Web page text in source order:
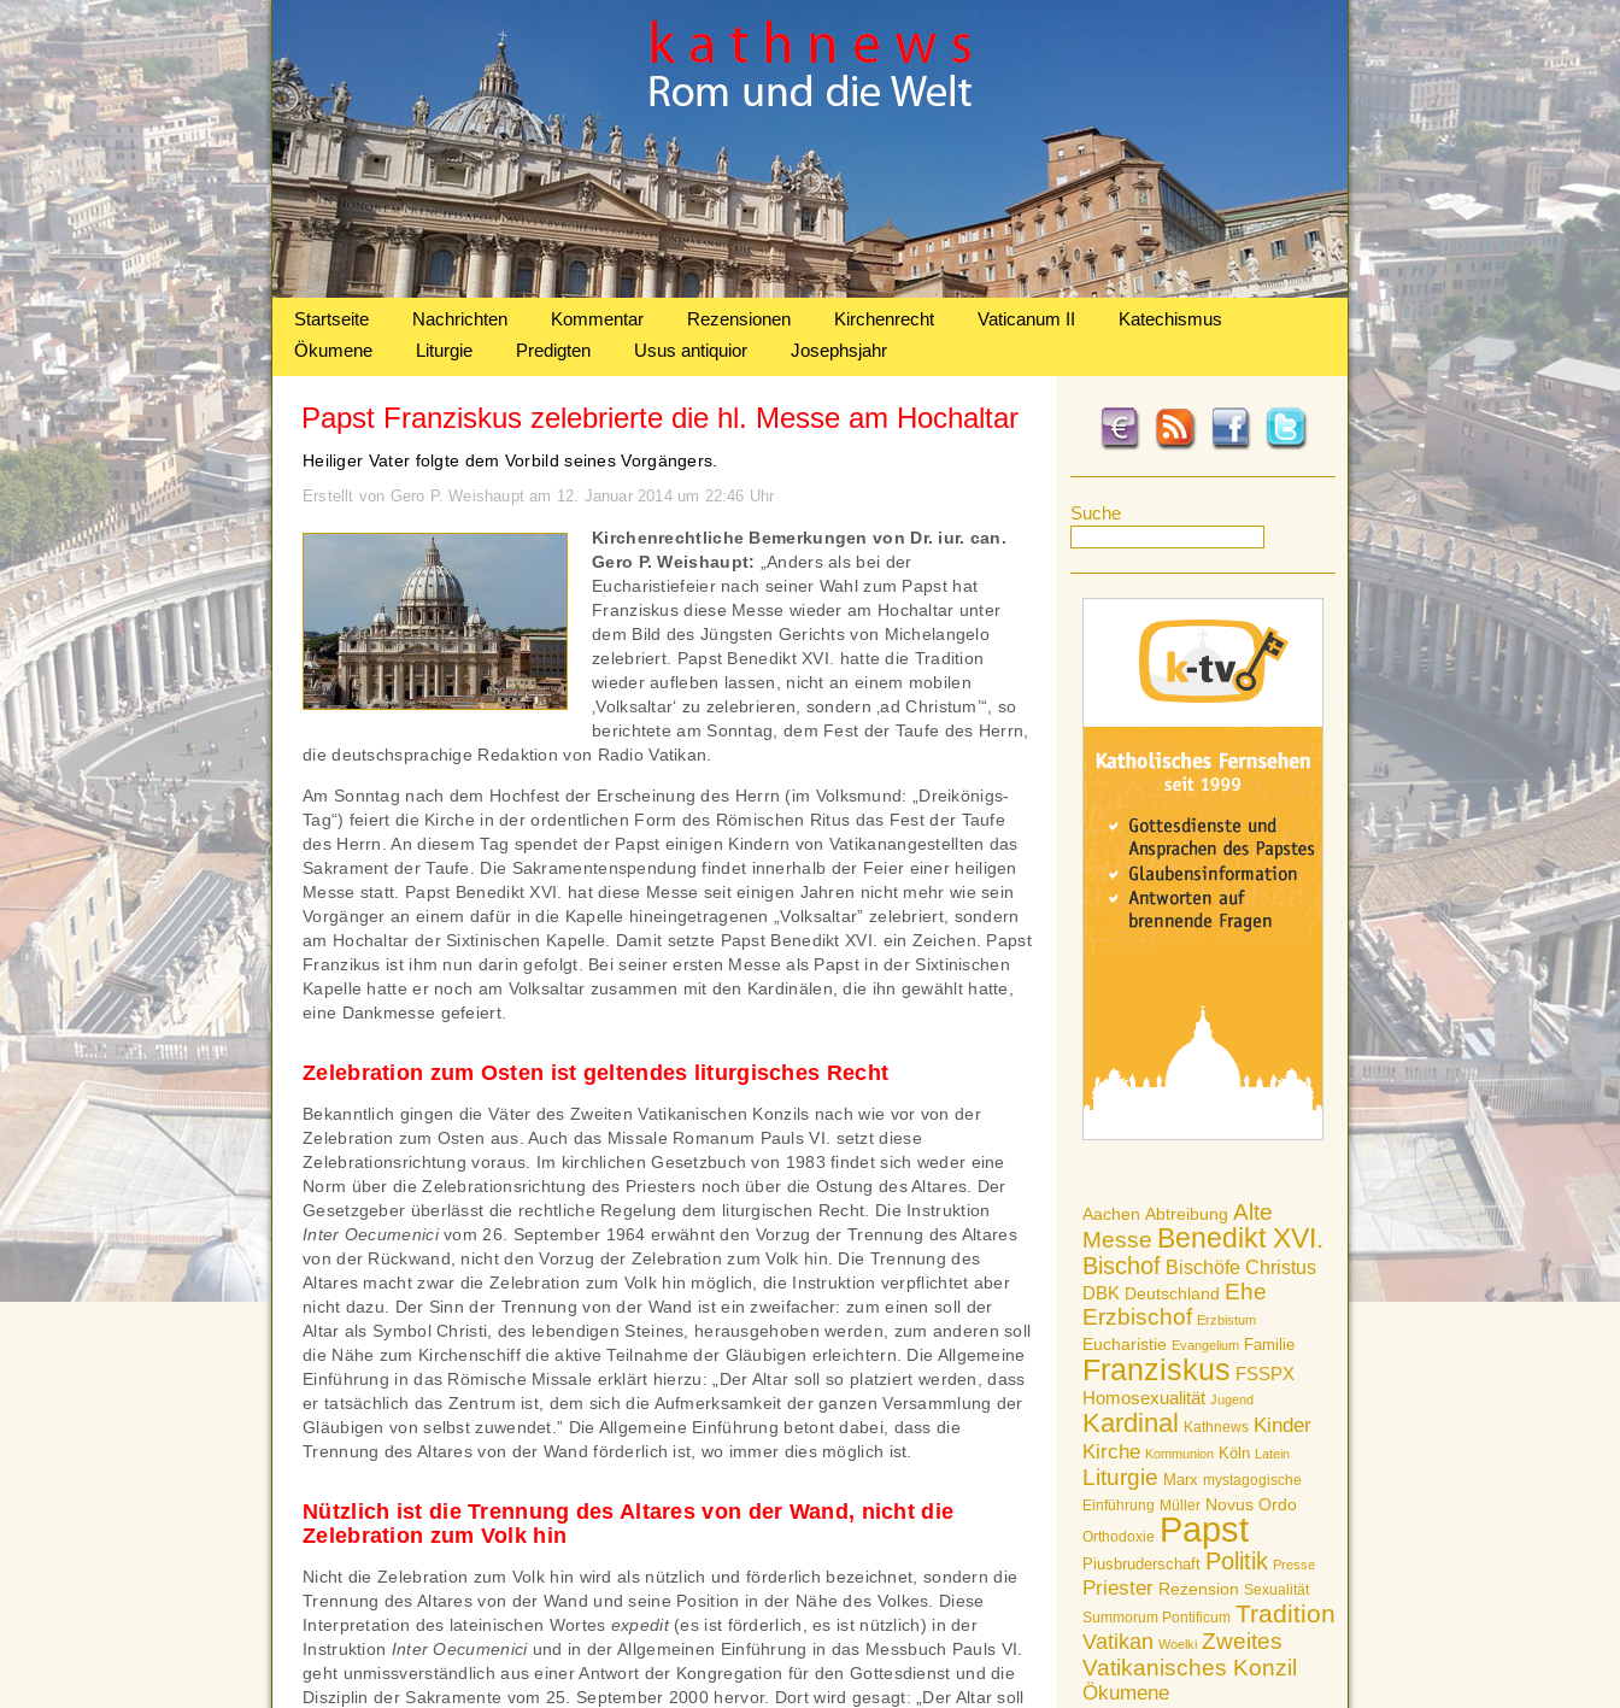
Startseite Nachrichten Kommentar Rezensionen Kirchenrecht Vaticanum II
Katechismus
Ökumene
Liturgie Predigten Usus antiquior Josephsjahr
Suche
Aachen Abtreibung Alte
Messe Benedikt XVI.
Bischof Bischöfe Christus
DBK Deutschland Ehe
Erzbischof Erzbistum
Eucharistie Evangelium Familie
Franziskus FSSPX
Homosexualität Jugend
Kardinal Kathnews Kinder
Kirche Kommunion Köln Latein
Liturgie Marx mystagogische
Einführung Müller Novus Ordo
Orthodoxie Papst
Piusbruderschaft Politik Presse
Priester Rezension Sexualität
Summorum Pontificum Tradition
Vatikan Woelki Zweites
Vatikanisches Konzil
Ökumene
Papst Franziskus zelebrierte die hl. Messe am Hochaltar
Heiliger Vater folgte dem Vorbild seines Vorgängers.
Erstellt von Gero P. Weishaupt am 12. Januar 2014 um 22:46 Uhr
Kirchenrechtliche Bemerkungen von Dr. iur. can.
Gero P. Weishaupt: „Anders als bei der
Eucharistiefeier nach seiner Wahl zum Papst hat
Franziskus diese Messe wieder am Hochaltar unter
dem Bild des Jüngsten Gerichts von Michelangelo
zelebriert. Papst Benedikt XVI. hatte die Tradition
wieder aufleben lassen, nicht an einem mobilen
‚Volksaltar‘ zu zelebrieren, sondern ‚ad Christum’“, so
berichtete am Sonntag, dem Fest der Taufe des Herrn,
die deutschsprachige Redaktion von Radio Vatikan.
Am Sonntag nach dem Hochfest der Erscheinung des Herrn (im Volksmund: „Dreikönigs-
Tag“) feiert die Kirche in der ordentlichen Form des Römischen Ritus das Fest der Taufe
des Herrn. An diesem Tag spendet der Papst einigen Kindern von Vatikanangestellten das
Sakrament der Taufe. Die Sakramentenspendung findet innerhalb der Feier einer heiligen
Messe statt. Papst Benedikt XVI. hat diese Messe seit einigen Jahren nicht mehr wie sein
Vorgänger an einem dafür in die Kapelle hineingetragenen „Volksaltar” zelebriert, sondern
am Hochaltar der Sixtinischen Kapelle. Damit setzte Papst Benedikt XVI. ein Zeichen. Papst
Franzikus ist ihm nun darin gefolgt. Bei seiner ersten Messe als Papst in der Sixtinischen
Kapelle hatte er noch am Volksaltar zusammen mit den Kardinälen, die ihn gewählt hatte,
eine Dankmesse gefeiert.
Zelebration zum Osten ist geltendes liturgisches Recht
Bekanntlich gingen die Väter des Zweiten Vatikanischen Konzils nach wie vor von der
Zelebration zum Osten aus. Auch das Missale Romanum Pauls VI. setzt diese
Zelebrationsrichtung voraus. Im kirchlichen Gesetzbuch von 1983 findet sich weder eine
Norm über die Zelebrationsrichtung des Priesters noch über die Ostung des Altares. Der
Gesetzgeber überlässt die rechtliche Regelung dem liturgischen Recht. Die Instruktion
Inter Oecumenicivom 26. September 1964 erwähnt den Vorzug der Trennung des Altares
von der Rückwand, nicht den Vorzug der Zelebration zum Volk hin. Die Trennung des
Altares macht zwar die Zelebration zum Volk hin möglich, die Instruktion verpflichtet aber
nicht dazu. Der Sinn der Trennung von der Wand ist ein zweifacher: zum einen soll der
Altar als Symbol Christi, des lebendigen Steines, herausgehoben werden, zum anderen soll
die Nähe zum Kirchenschiff die aktive Teilnahme der Gläubigen erleichtern. Die Allgemeine
Einführung in das Römische Missale erklärt hierzu: „Der Altar soll so platziert werden, dass
er tatsächlich das Zentrum ist, dem sich die Aufmerksamkeit der ganzen Versammlung der
Gläubigen von selbst zuwendet.” Die Allgemeine Einführung betont dabei, dass die
Trennung des Altares von der Wand förderlich ist, wo immer dies möglich ist.
Nützlich ist die Trennung des Altares von der Wand, nicht die
Zelebration zum Volk hin
Nicht die Zelebration zum Volk hin wird als nützlich und förderlich bezeichnet, sondern die
Trennung des Altares von der Wand und seine Position in der Nähe des Volkes. Diese
Interpretation des lateinischen Wortes expedit(es ist förderlich, es ist nützlich) in der
Instruktion Inter Oecumeniciund in der Allgemeinen Einführung in das Messbuch Pauls VI.
geht unmissverständlich aus einer Antwort der Kongregation für den Gottesdienst und die
Disziplin der Sakramente vom 25. September 2000 hervor. Dort wird gesagt: „Der Altar soll